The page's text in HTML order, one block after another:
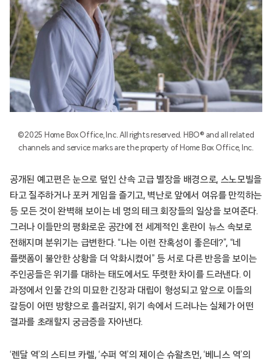
©2025 Home Box Office, Inc. All rights reserved. HBO® and all related
channels and service marks are the property of Home Box Office, Inc.
공개된 예고편은 눈으로 덮인 산속 고급 별장을 배경으로, 스노모빌을
타고 질주하거나 포커 게임을 즐기고, 벽난로 앞에서 여유를 만끽하는
등 모든 것이 완벽해 보이는 네 명의 테크 회장들의 일상을 보여준다.
그러나 이들만의 평화로운 공간에 전 세계적인 혼란이 뉴스 속보로
전해지며 분위기는 급변한다. “나는 이런 잔혹성이 좋은데?”, “네
플랫폼이 불안한 상황을 더 악화시켰어” 등 서로 다른 반응을 보이는
주인공들은 위기를 대하는 태도에서도 뚜렷한 차이를 드러낸다. 이
과정에서 인물 간의 미묘한 긴장과 대립이 형성되고 앞으로 이들의
갈등이 어떤 방향으로 흘러갈지, 위기 속에서 드러나는 실체가 어떤
결과를 초래할지 궁금증을 자아낸다.
‘렌달 역’의 스티브 카렐, ‘수퍼 역’의 제이슨 슈왈츠먼, ‘베니스 역’의